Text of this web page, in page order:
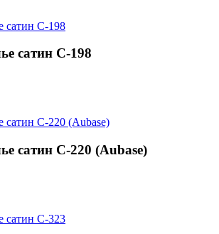
сатин С-198
сатин С-220 (Aubase)